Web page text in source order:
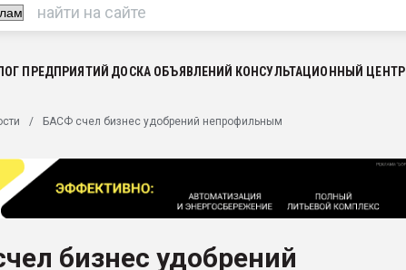
выходит на
рынке
ПРЕДПРИЯТИЙ ДОСКА ОБЪЯВЛЕНИЙ КОНСУЛЬТАЦИОННЫЙ ЦЕНТР
БАСФ счел бизнес удобрений непрофильным
бизнес удобрений